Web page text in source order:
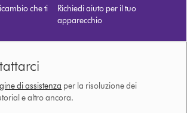
che ti
Richiedi aiuto per il tuo
apparecchio
di assistenza per la risoluzione dei
e altro ancora.